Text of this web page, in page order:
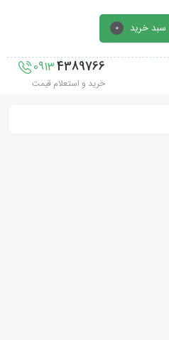
سبد خرید 0
4389766
0913
خرید و استعلام قیمت